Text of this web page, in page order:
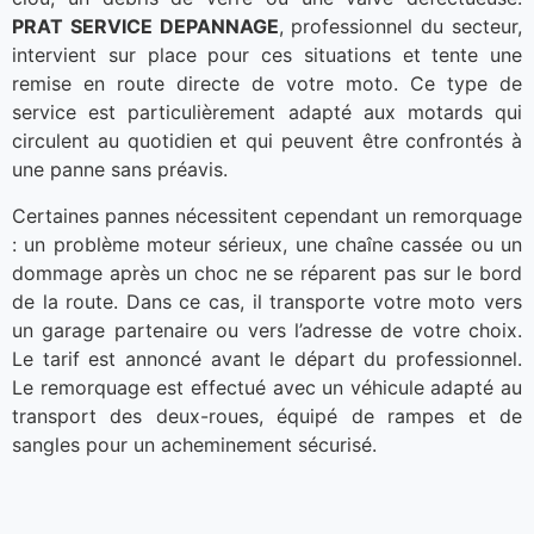
PRAT SERVICE DEPANNAGE, professionnel du secteur,
intervient sur place pour ces situations et tente une
remise en route directe de votre moto. Ce type de
service est particulièrement adapté aux motards qui
circulent au quotidien et qui peuvent être confrontés à
une panne sans préavis.
Certaines pannes nécessitent cependant un remorquage
: un problème moteur sérieux, une chaîne cassée ou un
dommage après un choc ne se réparent pas sur le bord
de la route. Dans ce cas, il transporte votre moto vers
un garage partenaire ou vers l’adresse de votre choix.
Le tarif est annoncé avant le départ du professionnel.
Le remorquage est effectué avec un véhicule adapté au
transport des deux-roues, équipé de rampes et de
sangles pour un acheminement sécurisé.